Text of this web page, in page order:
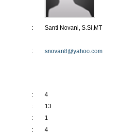
: Santi Novani, S.Si,MT
: snovan8@yahoo.com
:
4
:
13
:
1
:
4